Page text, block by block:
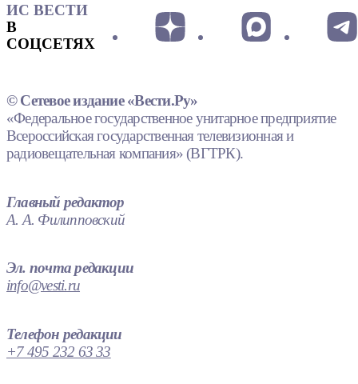
ИС ВЕСТИ
В
СОЦСЕТЯХ
© Сетевое издание «Вести.Ру»
«Федеральное государственное унитарное предприятие
Всероссийская государственная телевизионная и
радиовещательная компания» (ВГТРК).
Главный редактор
А. А. Филипповский
Эл. почта редакции
info@vesti.ru
Телефон редакции
+7 495 232 63 33